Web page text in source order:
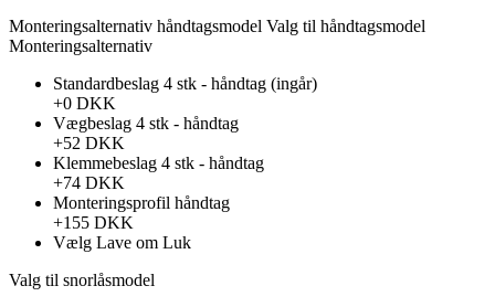
Monteringsalternativ håndtagsmodel Valg til håndtagsmodel
Monteringsalternativ
Standardbeslag 4 stk - håndtag (ingår)
+0 DKK
Vægbeslag 4 stk - håndtag
+52 DKK
Klemmebeslag 4 stk - håndtag
+74 DKK
Monteringsprofil håndtag
+155 DKK
Vælg Lave om Luk
Valg til snorlåsmodel